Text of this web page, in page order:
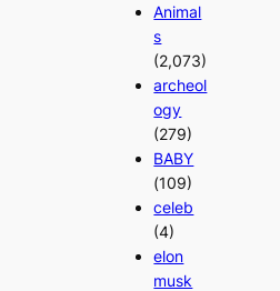
Animal
s
(2,073)
archeol
ogy
(279)
BABY
(109)
celeb
(4)
elon
musk